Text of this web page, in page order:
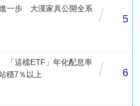
一步 大漢家具公開全系
/ 5
「這檔ETF」年化配息率
穩7％以上
/ 6